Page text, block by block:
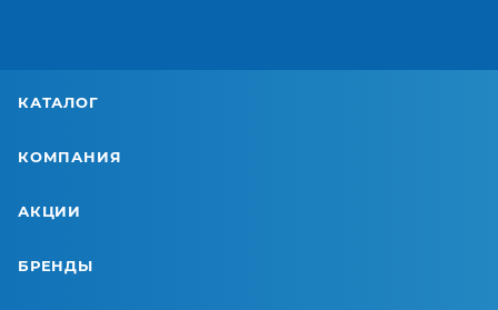
КАТАЛОГ
КОМПАНИЯ
АКЦИИ
БРЕНДЫ